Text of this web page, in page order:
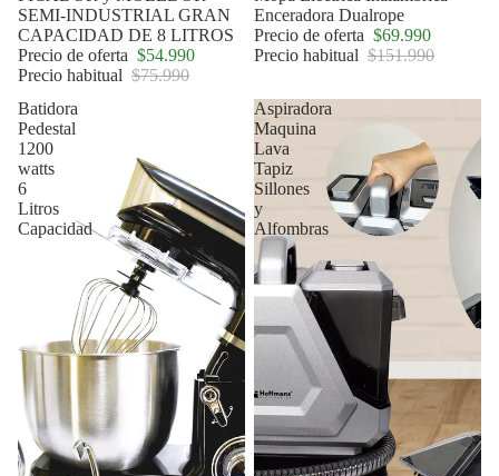
SEMI-INDUSTRIAL GRAN
CAPACIDAD DE 8 LITROS
Precio de oferta $54.990
Precio habitual $75.990
Enceradora Dualrope
Precio de oferta $69.990
Precio habitual $151.990
Batidora
Pedestal
1200
watts
6
Litros
Capacidad
Aspiradora
Maquina
Lava
Tapiz
Sillones
y
Alfombras